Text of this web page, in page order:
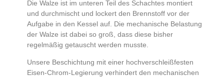
Die Walze ist im unteren Teil des Schachtes montiert
und durchmischt und lockert den Brennstoff vor der
Aufgabe in den Kessel auf. Die mechanische Belastung
der Walze ist dabei so groß, dass diese bisher
regelmäßig getauscht werden musste.
Unsere Beschichtung mit einer hochverschleißfesten
Eisen-Chrom-Legierung verhindert den mechanischen